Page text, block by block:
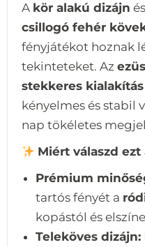
A kör alakú dizájn
csillogó fehér
fényjátékot hoznak
tekinteteket. Az
stekkeres kialakítás
kényelmes és stabil
nap tökéletes
Miért válaszd
Prémium
tartós fényét a
kopástól és
Teleköves dizájn: